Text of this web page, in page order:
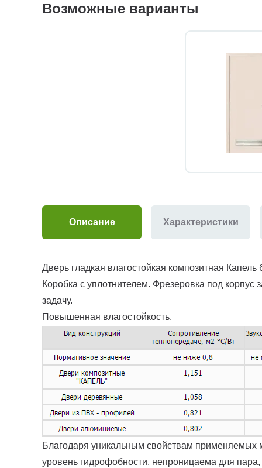
Возможные варианты
Описание Характеристики
Дверь гладкая влагостойкая композитная Капель
Коробка с уплотнителем. Фрезеровка под
задачу.
Повышенная влагостойкость.
Благодаря уникальным свойствам применяемых
уровень гидрофобности, непроницаема для